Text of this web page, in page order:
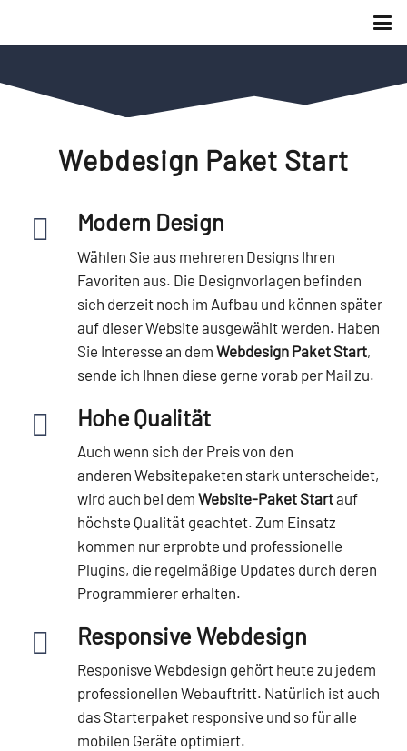
Webdesign Paket Start
Modern Design
Wählen Sie aus mehreren Designs Ihren
Favoriten aus. Die Designvorlagen befinden
sich derzeit noch im Aufbau und können später
auf dieser Website ausgewählt werden. Haben
Sie Interesse an dem Webdesign Paket Start,
sende ich Ihnen diese gerne vorab per Mail zu.
Hohe Qualität
Auch wenn sich der Preis von den
anderen Websitepaketen stark unterscheidet,
wird auch bei dem Website-Paket Startauf
höchste Qualität geachtet. Zum Einsatz
kommen nur erprobte und professionelle
Plugins, die regelmäßige Updates durch deren
Programmierer erhalten.
Responsive Webdesign
Responisve Webdesign gehört heute zu jedem
professionellen Webauftritt. Natürlich ist auch
das Starterpaket responsive und so für alle
mobilen Geräte optimiert.